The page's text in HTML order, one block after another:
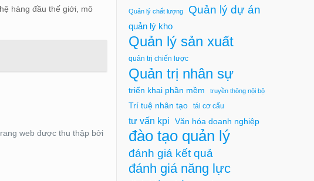
hàng đầu thế giới, mô
web được thu thập bởi
Quản lý chất lượng Quản lý dự án
quản lý kho
Quản lý sản xuất
quản trị chiến lược
Quản trị nhân sự
triển khai phần mềm truyền thông nội bộ
Trí tuệ nhân tạo tái cơ cấu
tư vấn kpi Văn hóa doanh nghiệp
đào tạo quản lý
đánh giá kết quả
đánh giá năng lực